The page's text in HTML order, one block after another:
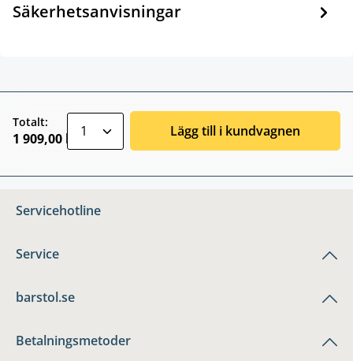
Säkerhetsanvisningar
Totalt:
1 909,00 kr Lägg till i kundvagnen
Servicehotline
Service
barstol.se
Betalningsmetoder